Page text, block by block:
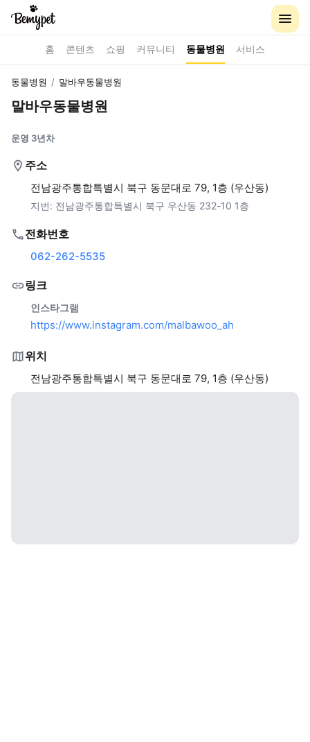
홈 콘텐츠 쇼핑 커뮤니티 동물병원 서비스
동물병원 / 말바우동물병원
말바우동물병원
운영 3년차
주소
전남광주통합특별시 북구 동문대로 79, 1층 (우산동)
지번: 전남광주통합특별시 북구 우산동 232-10 1층
전화번호
062-262-5535
링크
인스타그램
https://www.instagram.com/malbawoo_ah
위치
전남광주통합특별시 북구 동문대로 79, 1층 (우산동)